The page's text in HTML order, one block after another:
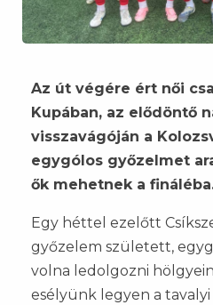
Az út végére ért női
Kupában, az elődöntő
visszavágóján a
egygólos győzelmet
ők mehetnek a
Egy héttel ezelőtt
győzelem született,
volna ledolgozni
esélyünk legyen a